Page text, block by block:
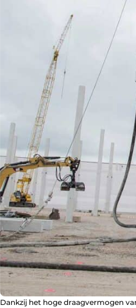
Dankzij het hoge draagvermogen